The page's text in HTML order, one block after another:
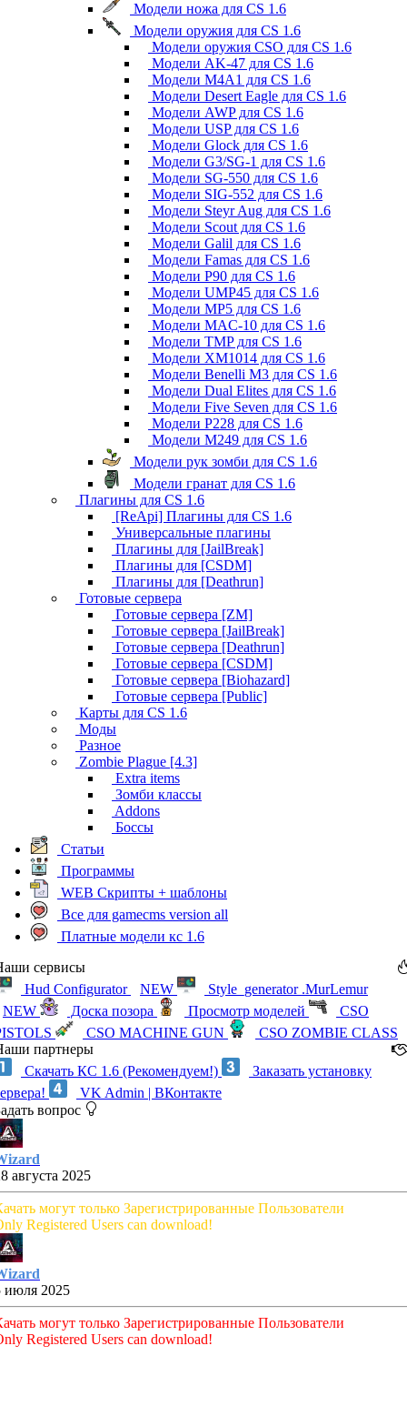
Модели ножа для CS 1.6
Модели оружия для CS 1.6
Модели оружия CSO для CS 1.6
Модели AK-47 для CS 1.6
Модели M4A1 для CS 1.6
Модели Desert Eagle для CS 1.6
Модели AWP для CS 1.6
Модели USP для CS 1.6
Модели Glock для CS 1.6
Модели G3/SG-1 для CS 1.6
Модели SG-550 для CS 1.6
Модели SIG-552 для CS 1.6
Модели Steyr Aug для CS 1.6
Модели Scout для CS 1.6
Модели Galil для CS 1.6
Модели Famas для CS 1.6
Модели P90 для CS 1.6
Модели UMP45 для CS 1.6
Модели MP5 для CS 1.6
Модели MAC-10 для CS 1.6
Модели TMP для CS 1.6
Модели XM1014 для CS 1.6
Модели Benelli M3 для CS 1.6
Модели Dual Elites для CS 1.6
Модели Five Seven для CS 1.6
Модели P228 для CS 1.6
Модели M249 для CS 1.6
Модели рук зомби для CS 1.6
Модели гранат для CS 1.6
Плагины для CS 1.6
[ReApi] Плагины для CS 1.6
Универсальные плагины
Плагины для [JailBreak]
Плагины для [CSDM]
Плагины для [Deathrun]
Готовые сервера
Готовые сервера [ZM]
Готовые сервера [JailBreak]
Готовые сервера [Deathrun]
Готовые сервера [CSDM]
Готовые сервера [Biohazard]
Готовые сервера [Public]
Карты для CS 1.6
Моды
Разное
Zombie Plague [4.3]
Extra items
Зомби классы
Addons
Боссы
Статьи
Программы
WEB Скрипты + шаблоны
Все для gamecms version all
Платные модели кс 1.6
сервисы
Hud Configurator
NEW
Style_generator .MurLemur
NEW
Доска позора Просмотр моделей
CSO
CSO MACHINE GUN
CSO ZOMBIE CLASS
партнеры
Скачать КС 1.6 (Рекомендуем!)
Заказать установку
VK Admin | ВКонтакте
вопрос
августа 2025
могут только Зарегистрированные Пользователи
Registered Users can download!
июля 2025
могут только Зарегистрированные Пользователи
Registered Users can download!